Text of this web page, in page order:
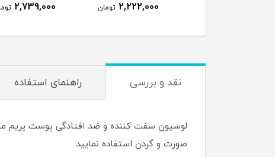
2,222,000 تومان 2,739,000
نقد و بررسی راهنمای استفاده
لوسیون سفت کننده و ضد افتادگی پوست پریم
صورت و گردن استفاده نمایید .